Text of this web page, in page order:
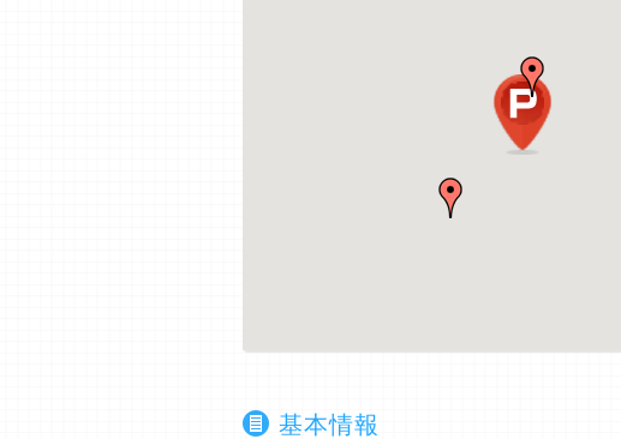
基本情報